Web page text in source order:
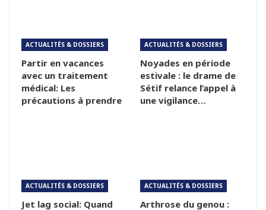
ACTUALITÉS & DOSSIERS
Partir en vacances
avec un traitement
médical: Les
précautions à prendre
ACTUALITÉS & DOSSIERS
Noyades en période
estivale : le drame de
Sétif relance l’appel à
une vigilance…
ACTUALITÉS & DOSSIERS
Jet lag social: Quand
ACTUALITÉS & DOSSIERS
Arthrose du genou :